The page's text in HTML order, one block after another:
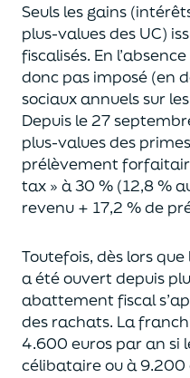
Seuls les gains
plus-values des UC)
fiscalisés. En
donc pas imposé (en
sociaux annuels sur
Depuis le 27
plus-values des
prélèvement
tax » à 30 % (12,8 %
revenu + 17,2 % de
Toutefois, dès lors
a été ouvert depuis
abattement fiscal
des rachats. La
4.600 euros par an si
célibataire ou à 9.200